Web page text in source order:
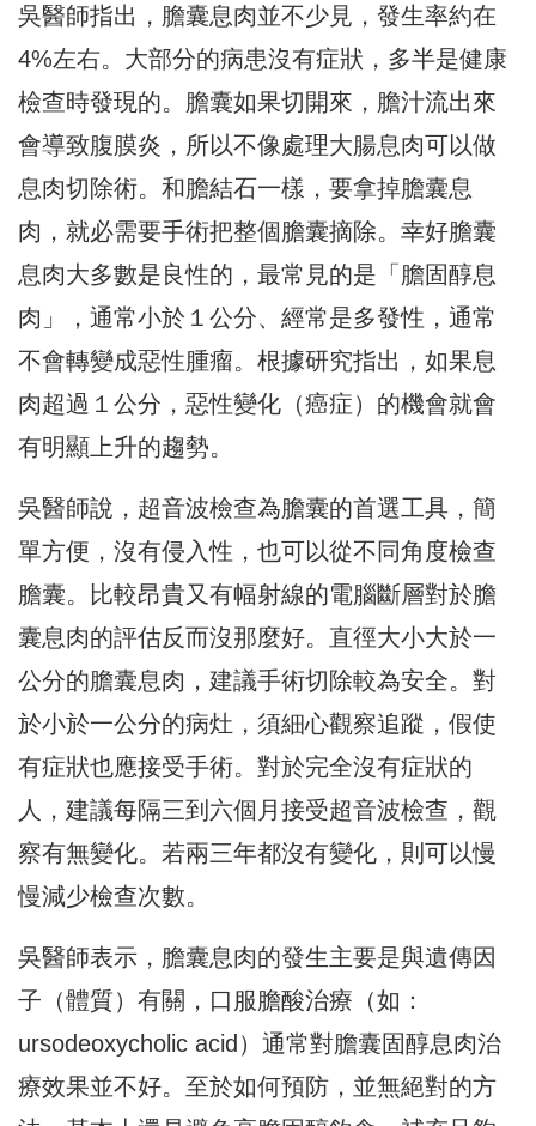
吳醫師指出，膽囊息肉並不少見，發生率約在
4%左右。大部分的病患沒有症狀，多半是健康
檢查時發現的。膽囊如果切開來，膽汁流出來
會導致腹膜炎，所以不像處理大腸息肉可以做
息肉切除術。和膽結石一樣，要拿掉膽囊息
肉，就必需要手術把整個膽囊摘除。幸好膽囊
息肉大多數是良性的，最常見的是「膽固醇息
肉」，通常小於１公分、經常是多發性，通常
不會轉變成惡性腫瘤。根據研究指出，如果息
肉超過１公分，惡性變化（癌症）的機會就會
有明顯上升的趨勢。
吳醫師說，超音波檢查為膽囊的首選工具，簡
單方便，沒有侵入性，也可以從不同角度檢查
膽囊。比較昂貴又有幅射線的電腦斷層對於膽
囊息肉的評估反而沒那麼好。直徑大小大於一
公分的膽囊息肉，建議手術切除較為安全。對
於小於一公分的病灶，須細心觀察追蹤，假使
有症狀也應接受手術。對於完全沒有症狀的
人，建議每隔三到六個月接受超音波檢查，觀
察有無變化。若兩三年都沒有變化，則可以慢
慢減少檢查次數。
吳醫師表示，膽囊息肉的發生主要是與遺傳因
子（體質）有關，口服膽酸治療（如：
ursodeoxycholic acid）通常對膽囊固醇息肉治
療效果並不好。至於如何預防，並無絕對的方